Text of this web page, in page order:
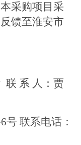
采购项目采
馈至淮安市
联 系 人： 贾
6号 联系电话：